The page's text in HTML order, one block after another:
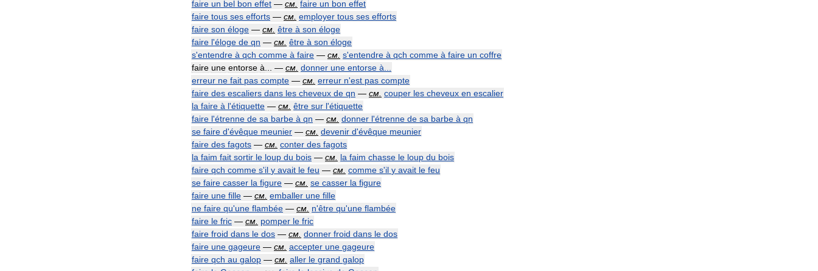
faire un bel bon effet — см faire un bon effet
faire tous ses efforts — см employer tous ses efforts
faire son éloge — см être à son éloge
faire l'éloge de qn — см être à son éloge
s'entendre à qch comme à faire — см s'entendre à qch comme à faire un coffre
faire une entorse à ... — см donner une entorse à
erreur ne fait pas compte — см erreur n'est pas compte
faire des escaliers dans les cheveux de qn — см couper les cheveux en escalier
la faire à l'étiquette — см être sur l'étiquette
faire l'étrenne de sa barbe à qn — см donner l'étrenne de sa barbe à qn
se faire d'évêque meunier — см devenir d'évêque meunier
faire des fagots — см conter des fagots
la faim fait sortir le loup du bois — см la faim chasse le loup du bois
faire qch comme s'il y avait le feu — см comme s'il y avait le feu
se faire casser la figure — см se casser la figure
faire une fille — см emballer une fille
ne faire qu'une flambée — см n'être qu'une flambée
faire le fric — см pomper le fric
faire froid dans le dos — см donner froid dans le dos
faire une gageure — см accepter une gageure
faire qch au galop — см aller le grand galop